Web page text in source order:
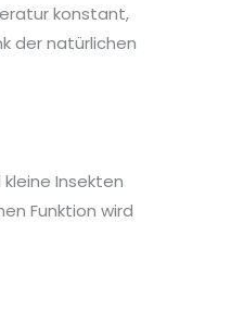
konstant,
der natürlichen
Insekten
Funktion wird